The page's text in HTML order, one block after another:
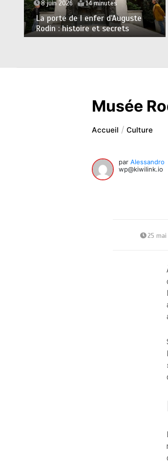
8 juin 2026 14 minutes
La porte de l enfer d’Auguste
Rodin : histoire et secrets
Musée
Accueil Culture
parAlessandro
wp@kiwilink.io
25 mai